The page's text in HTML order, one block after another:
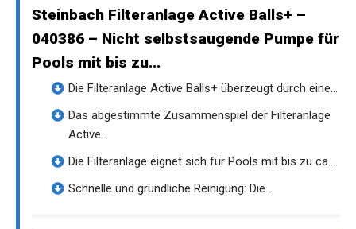
Steinbach Filteranlage Active Balls+ –
040386 – Nicht selbstsaugende Pumpe für
Pools mit bis zu...
Die Filteranlage Active Balls+ überzeugt durch eine...
Das abgestimmte Zusammenspiel der Filteranlage
Active...
Die Filteranlage eignet sich für Pools mit bis zu ca....
Schnelle und gründliche Reinigung: Die...